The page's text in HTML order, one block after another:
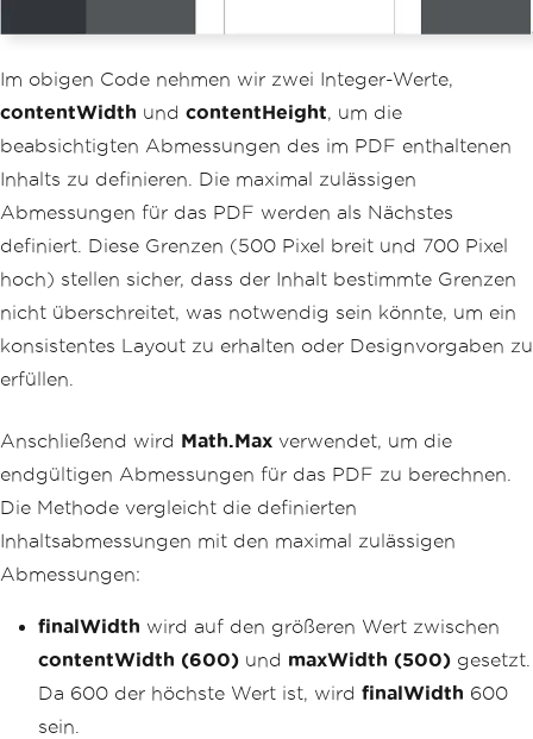
<p>
ns.</p>
PdfDocument pdf = renderer.Ren
        pdf
.SaveAs ( $ "GeneratedPDF_{fin
alWidth}x{finalHeight}.pdf");
}
Im obigen Code nehmen wir zwei Integer-Werte,
contentWidth und contentHeight, um die
beabsichtigten Abmessungen des im PDF enthaltenen
Inhalts zu definieren. Die maximal zulässigen
Abmessungen für das PDF werden als Nächstes
definiert. Diese Grenzen (500 Pixel breit und 700 Pixel
hoch) stellen sicher, dass der Inhalt bestimmte Grenzen
nicht überschreitet, was notwendig sein könnte, um ein
konsistentes Layout zu erhalten oder Designvorgaben zu
erfüllen.
Anschließend wird Math.Max verwendet, um die
endgültigen Abmessungen für das PDF zu berechnen.
Die Methode vergleicht die definierten
Inhaltsabmessungen mit den maximal zulässigen
Abmessungen:
finalWidth wird auf den größeren Wert zwischen
contentWidth (600) und maxWidth (500) gesetzt.
Da 600 der höchste Wert ist, wird finalWidth 600
sein.